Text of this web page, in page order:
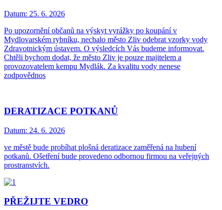
Datum: 25. 6. 2026
Po upozornění občanů na výskyt vyrážky po koupání v
Mydlovarském rybníku, nechalo město Zliv odebrat vzorky vody
Zdravotnickým ústavem. O výsledcích Vás budeme informovat.
Chtěli bychom dodat, že město Zliv je pouze majitelem a
provozovatelem kempu Mydlák. Za kvalitu vody nenese
zodpovědnos
DERATIZACE POTKANŮ
Datum: 24. 6. 2026
ve městě bude probíhat plošná deratizace zaměřená na hubení
potkanů. Ošetření bude provedeno odbornou firmou na veřejných
prostranstvích.
PŘEŽIJTE VEDRO